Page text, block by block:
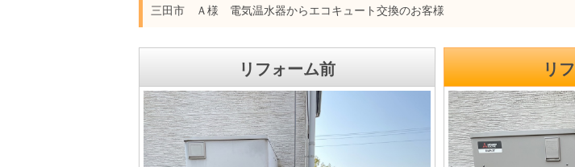
三田市 Ａ様 電気温水器からエコキュート交換のお客様
リフォーム前 リ